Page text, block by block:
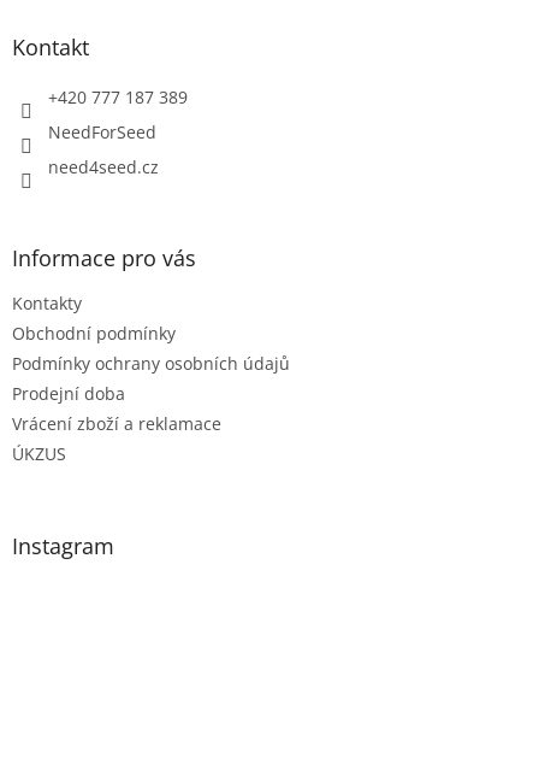
Kontakt
+420 777 187 389
NeedForSeed
need4seed.cz
Informace pro vás
Kontakty
Obchodní podmínky
Podmínky ochrany osobních údajů
Prodejní doba
Vrácení zboží a reklamace
ÚKZUS
Instagram